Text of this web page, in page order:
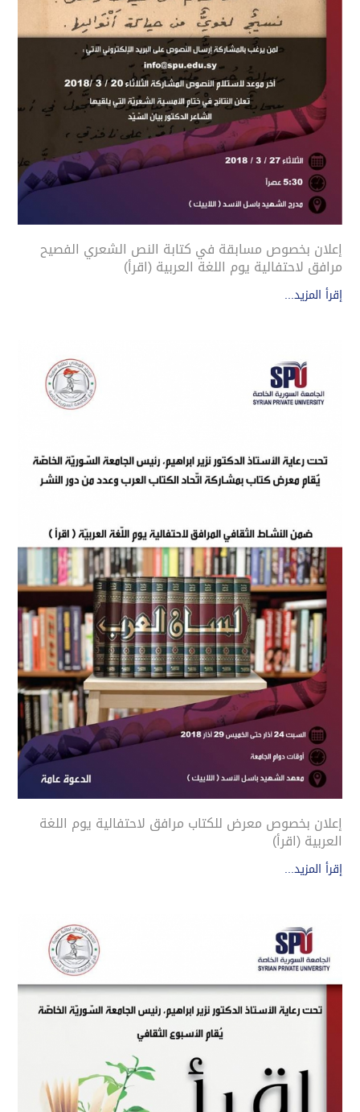
إعلان بخصوص مسابقة في كتابة النص الشعري الفصيح
مرافق لاحتفالية يوم اللغة العربية (اقرأ)
إقرأ المزيد...
إعلان بخصوص معرض للكتاب مرافق لاحتفالية يوم اللغة
العربية (اقرأ)
إقرأ المزيد...